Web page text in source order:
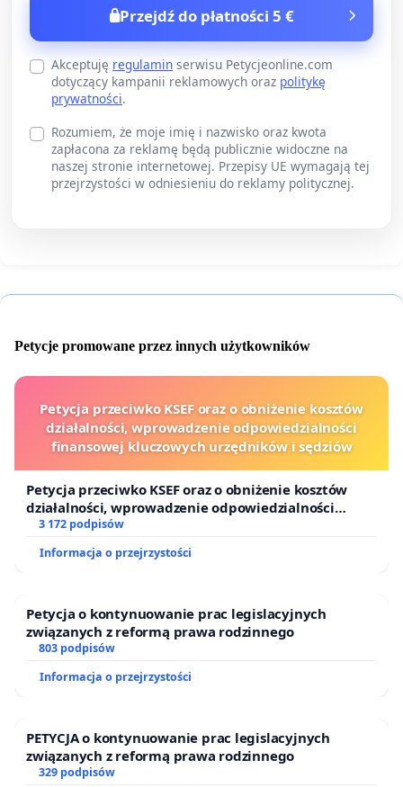
Przejdź do płatności 5 €
Akceptuję regulamin serwisu Petycjeonline.com
dotyczący kampanii reklamowych oraz politykę
prywatności.
Rozumiem, że moje imię i nazwisko oraz kwota
zapłacona za reklamę będą publicznie widoczne na
naszej stronie internetowej. Przepisy UE wymagają tej
przejrzystości w odniesieniu do reklamy politycznej.
Petycje promowane przez innych użytkowników
Petycja przeciwko KSEF oraz o obniżenie kosztów
działalności, wprowadzenie odpowiedzialności
finansowej kluczowych urzędników i sędziów
Petycja przeciwko KSEF oraz o obniżenie kosztów
działalności, wprowadzenie odpowiedzialności
finansowej kluczowych urzędników i sędziów
3 172 podpisów
Informacja o przejrzystości
Petycja o kontynuowanie prac legislacyjnych
związanych z reformą prawa rodzinnego
803 podpisów
Informacja o przejrzystości
PETYCJA o kontynuowanie prac legislacyjnych
związanych z reformą prawa rodzinnego
329 podpisów